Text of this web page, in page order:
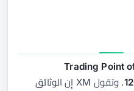
Trading Point
. وتقول XM إن الوثائق